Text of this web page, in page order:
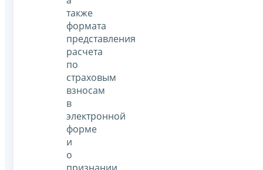
также
формата
представления
расчета
по
страховым
взносам
в
электронной
форме
и
о
признании